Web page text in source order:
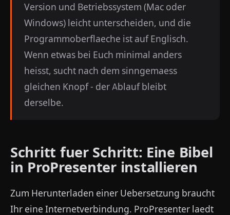
Version und Betriebssystem (Mac oder
Windows) leicht unterscheiden, und die
Programmoberflaeche ist auf Englisch.
Wenn etwas bei Euch minimal anders
heisst, sucht nach dem sinngemaess
gleichen Knopf - der Ablauf bleibt
derselbe.
Schritt fuer Schritt: Eine Bibel
in ProPresenter installieren
Zum Herunterladen einer Uebersetzung braucht
Ihr eine Internetverbindung. ProPresenter laedt